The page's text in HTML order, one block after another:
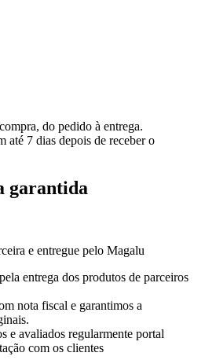
do pedido à entrega.
até 7 dias depois de receber o
garantida
e entregue pelo Magalu
entrega dos produtos de parceiros
nota fiscal e garantimos a
e avaliados regularmente portal
com os clientes